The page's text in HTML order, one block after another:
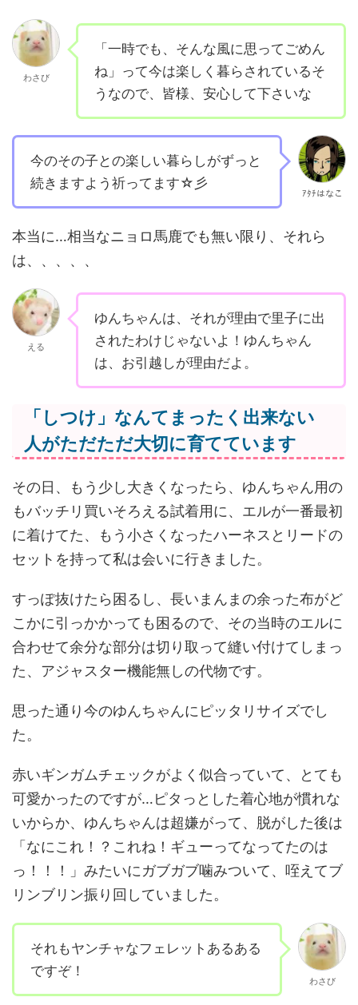
わさび
「一時でも、そんな風に思ってごめん
ね」って今は楽しく暮らされているそ
うなので、皆様、安心して下さいな
今のその子との楽しい暮らしがずっと
続きますよう祈ってます☆彡
ｱﾀﾁはなこ
本当に…相当なニョロ馬鹿でも無い限り、それら
は、、、、、
える
ゆんちゃんは、それが理由で里子に出
されたわけじゃないよ！ゆんちゃん
は、お引越しが理由だよ。
「しつけ」なんてまったく出来ない
人がただただ大切に育てています
その日、もう少し大きくなったら、ゆんちゃん用の
もバッチリ買いそろえる試着用に、エルが一番最初
に着けてた、もう小さくなったハーネスとリードの
セットを持って私は会いに行きました。
すっぽ抜けたら困るし、長いまんまの余った布がど
こかに引っかかっても困るので、その当時のエルに
合わせて余分な部分は切り取って縫い付けてしまっ
た、アジャスター機能無しの代物です。
思った通り今のゆんちゃんにピッタリサイズでし
た。
赤いギンガムチェックがよく似合っていて、とても
可愛かったのですが…ピタっとした着心地が慣れな
いからか、ゆんちゃんは超嫌がって、脱がした後は
「なにこれ！？これね！ギューってなってたのは
っ！！！」みたいにガブガブ噛みついて、咥えてブ
リンブリン振り回していました。
それもヤンチャなフェレットあるある
ですぞ！
わさび